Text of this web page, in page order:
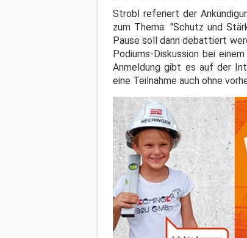
Strobl referiert der
zum Thema: "Schutz und
Pause soll dann debattiert
Podiums-Diskussion bei
Anmeldung gibt es auf der
eine Teilnahme auch ohne